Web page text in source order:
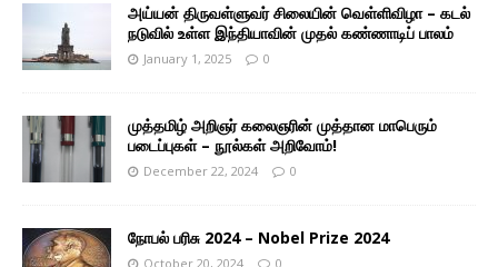
அய்யன் திருவள்ளுவர் சிலையின் வெள்ளிவிழா – கடல்
நடுவில் உள்ள இந்தியாவின் முதல் கண்ணாடிப் பாலம்
January 1, 2025 0
முத்தமிழ் அறிஞர் கலைஞரின் முத்தான மாபெரும்
படைப்புகள் – நூல்கள் அறிவோம்!
December 22, 2024 0
நோபல் பரிசு 2024 – Nobel Prize 2024
October 20, 2024 0